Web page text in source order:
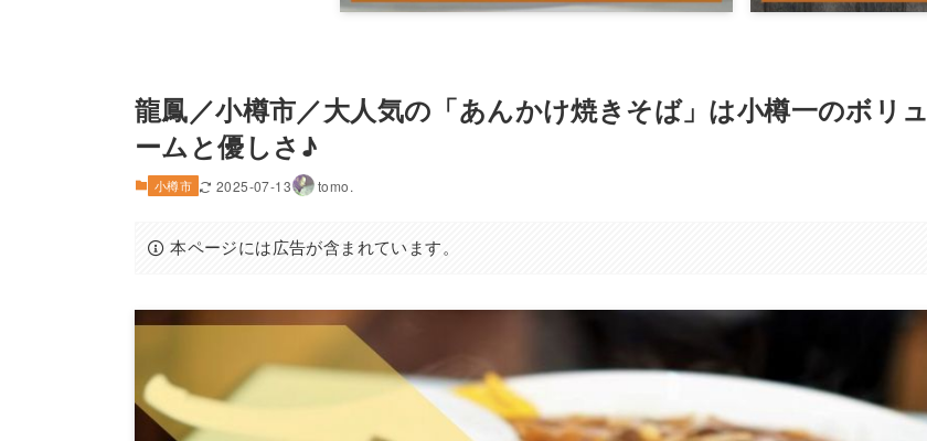
龍鳳／小樽市／大人気の「あんかけ焼きそば」は小樽一のボリュ
ームと優しさ♪
小樽市 2025-07-13 tomo.
本ページには広告が含まれています。